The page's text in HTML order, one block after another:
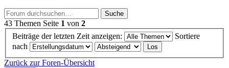
Suche
43 Themen Seite 1 von 2
Beiträge der letzten Zeit anzeigen:
Sortiere
nach
Zurück zur Foren-Übersicht